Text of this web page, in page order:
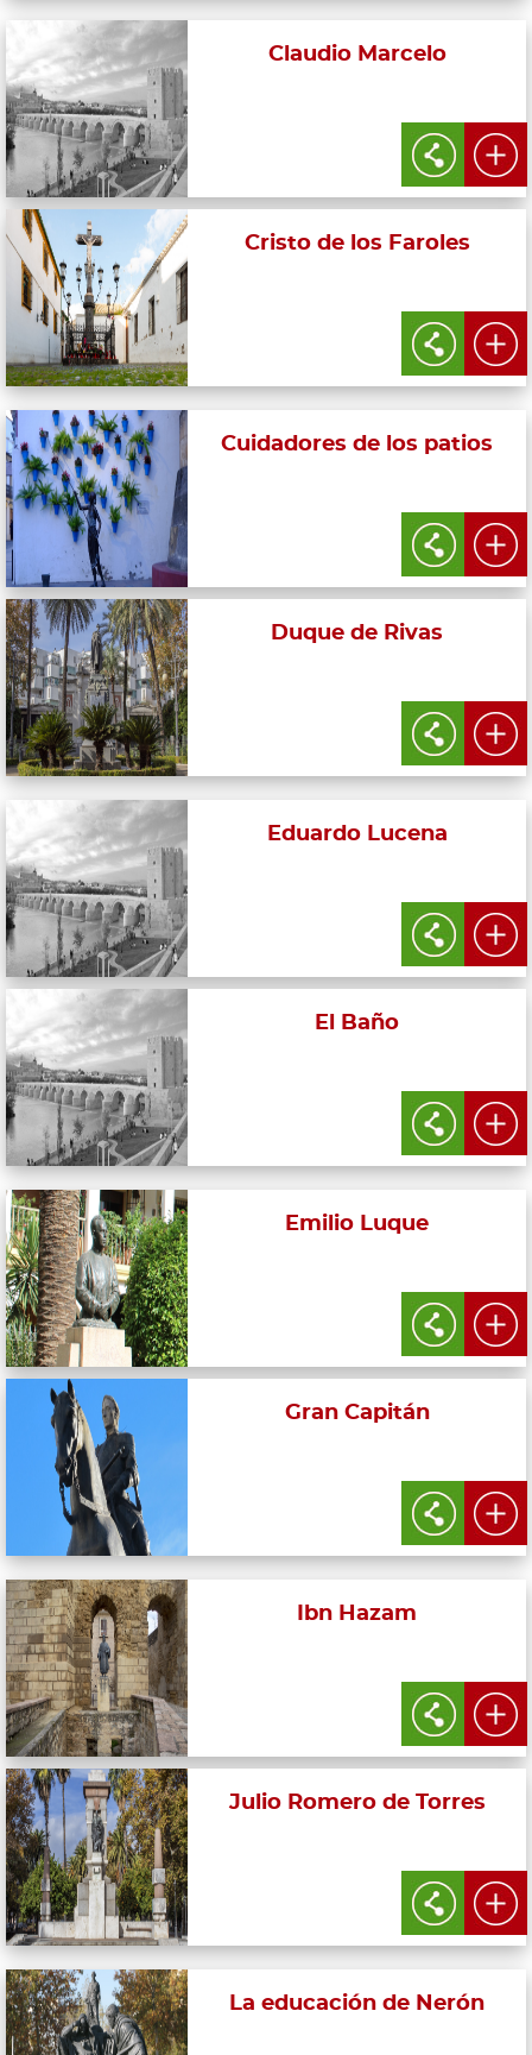
Claudio Marcelo
Cristo de los Faroles
Cuidadores de los patios
Duque de Rivas
Eduardo Lucena
El Baño
Emilio Luque
Gran Capitán
Ibn Hazam
Julio Romero de Torres
La educación de Nerón